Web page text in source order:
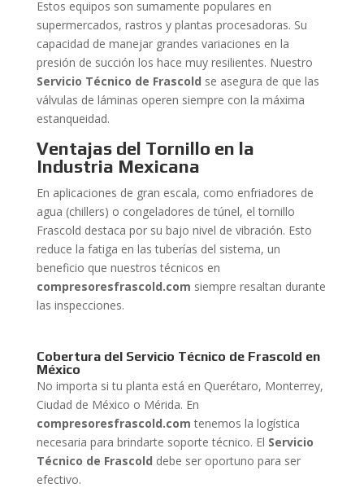
Estos equipos son sumamente populares en
supermercados, rastros y plantas procesadoras. Su
capacidad de manejar grandes variaciones en la
presión de succión los hace muy resilientes. Nuestro
Servicio Técnico de Frascold se asegura de que las
válvulas de láminas operen siempre con la máxima
estanqueidad.
Ventajas del Tornillo en la
Industria Mexicana
En aplicaciones de gran escala, como enfriadores de
agua (chillers) o congeladores de túnel, el tornillo
Frascold destaca por su bajo nivel de vibración. Esto
reduce la fatiga en las tuberías del sistema, un
beneficio que nuestros técnicos en
compresoresfrascold.com siempre resaltan durante
las inspecciones.
Cobertura del Servicio Técnico de Frascold en
México
No importa si tu planta está en Querétaro, Monterrey,
Ciudad de México o Mérida. En
compresoresfrascold.com tenemos la logística
necesaria para brindarte soporte técnico. El Servicio
Técnico de Frascold debe ser oportuno para ser
efectivo.